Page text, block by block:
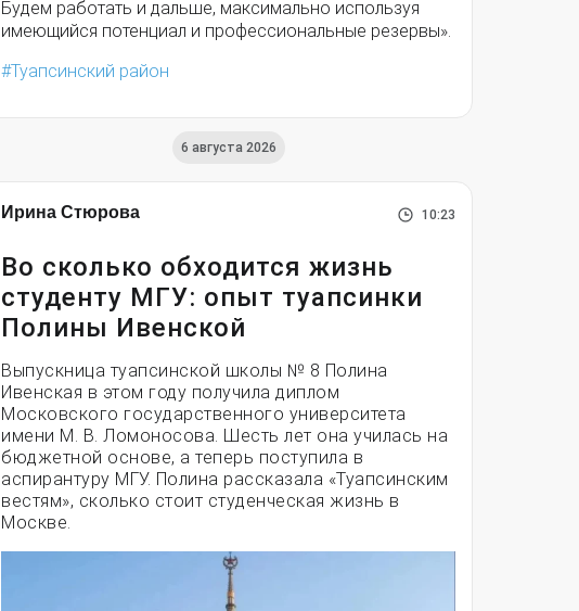
Будем работать и дальше, максимально используя
имеющийся потенциал и профессиональные резервы».
Туапсинский район
6 августа 2026
Ирина Стюрова 10:23
Во сколько обходится жизнь
студенту МГУ: опыт туапсинки
Полины Ивенской
Выпускница туапсинской школы № 8 Полина
Ивенская в этом году получила диплом
Московского государственного университета
имени М. В. Ломоносова. Шесть лет она училась на
бюджетной основе, а теперь поступила в
аспирантуру МГУ. Полина рассказала «Туапсинским
вестям», сколько стоит студенческая жизнь в
Москве.